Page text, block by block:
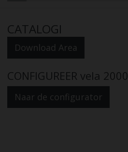
CATALOGI
Download Area
CONFIGUREER vela 2000
Naar de configurator